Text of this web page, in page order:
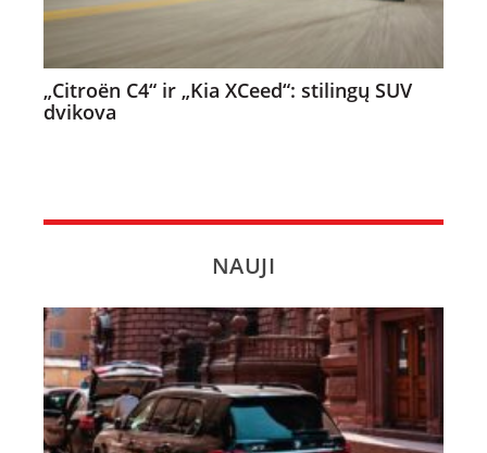
„Citroën C4“ ir „Kia XCeed“: stilingų SUV
dvikova
NAUJI